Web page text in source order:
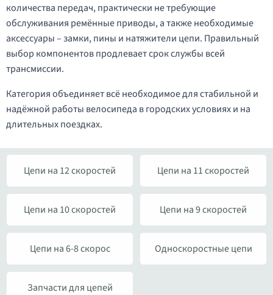
количества передач, практически не требующие
обслуживания ремённые приводы, а также необходимые
аксессуары – замки, пины и натяжители цепи. Правильный
выбор компонентов продлевает срок службы всей
трансмиссии.
Категория объединяет всё необходимое для стабильной и
надёжной работы велосипеда в городских условиях и на
длительных поездках.
Цепи на 12 скоростей Цепи на 11 скоростей
Цепи на 10 скоростей Цепи на 9 скоростей
Цепи на 6-8 скорос Односкоростные цепи
Запчасти для цепей